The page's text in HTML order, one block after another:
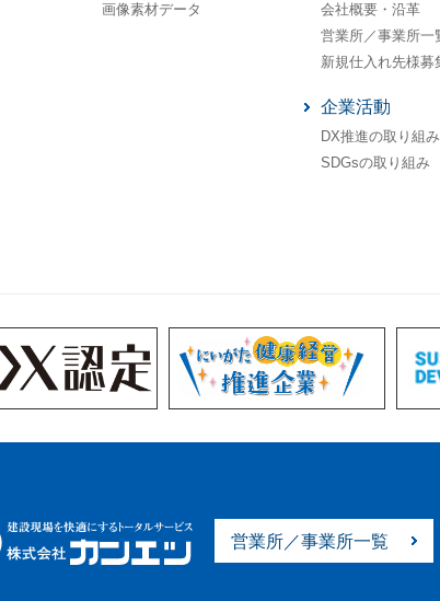
画像素材データ
会社概要・沿革
営業所／事業所一
新規仕入れ先様募
企業活動
DX推進の取り組み
SDGsの取り組み
営業所／事業所一覧